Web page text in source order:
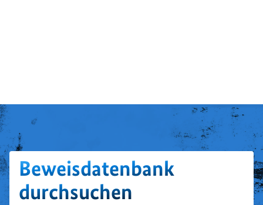
Beweisdatenbank
durchsuchen